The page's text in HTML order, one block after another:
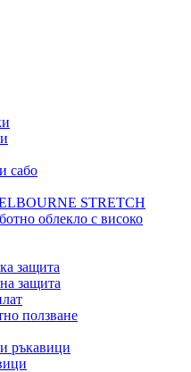
сабо
защита
защита
ползване
ръкавици